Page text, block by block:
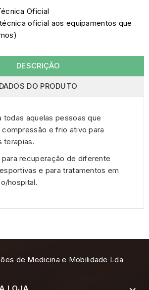
Oficial
oficial aos equipamentos que
DESCRIÇÃO
DADOS DO PRODUTO
todas aquelas pessoas que
e frio ativo para
terapias.
recuperação de diferente
e para tratamentos em
hospital.
de Medicina e Mobilidade Lda